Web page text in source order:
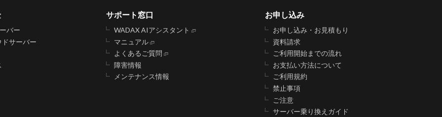
バー
サーバー
サポート窓口
WADAX AIアシスタント
マニュアル
よくあるご質問
障害情報
メンテナンス情報
お申し込み
お申し込み・お見積もり
資料請求
ご利用開始までの流れ
お支払い方法について
ご利用規約
禁止事項
ご注意
サーバー乗り換えガイド